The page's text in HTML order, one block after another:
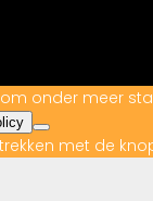
onder meer
met de